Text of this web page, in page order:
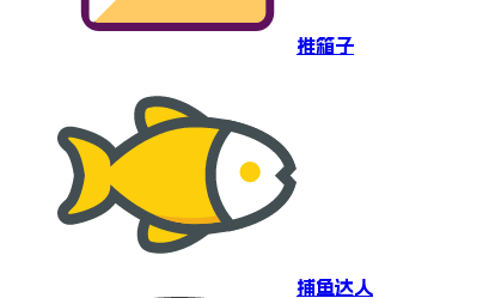
推箱子
捕鱼达人